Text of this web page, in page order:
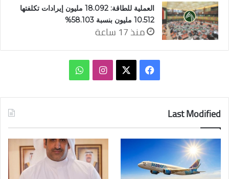
العملية للطاقة: 18.092 مليون إيرادات تكلفتها
10.512 مليون بنسبة 58.103%
منذ 17 ساعة
فيسبوك انستقرامواتساب
Last Modified